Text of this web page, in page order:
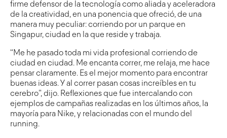
firme defensor de la tecnología como aliada y aceleradora
de la creatividad, en una ponencia que ofreció, de una
manera muy peculiar: corriendo por un parque en
Singapur, ciudad en la que reside y trabaja.
“Me he pasado toda mi vida profesional corriendo de
ciudad en ciudad. Me encanta correr, me relaja, me hace
pensar claramente. Es el mejor momento para encontrar
buenas ideas. Y al correr pasan cosas increíbles en tu
cerebro”, dijo. Reflexiones que fue intercalando con
ejemplos de campañas realizadas en los últimos años, la
mayoría para Nike, y relacionadas con el mundo del
running.